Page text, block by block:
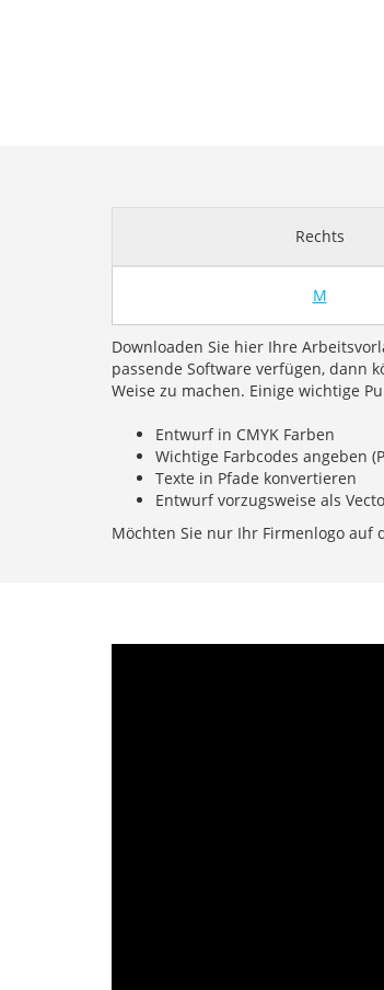
Rechts
M
Downloaden Sie hier Ihre
passende Software verfügen, dann
Weise zu machen. Einige wichtige
Entwurf in CMYK Farben
Wichtige Farbcodes angeben
Texte in Pfade konvertieren
Entwurf vorzugsweise als
Möchten Sie nur Ihr Firmenlogo auf